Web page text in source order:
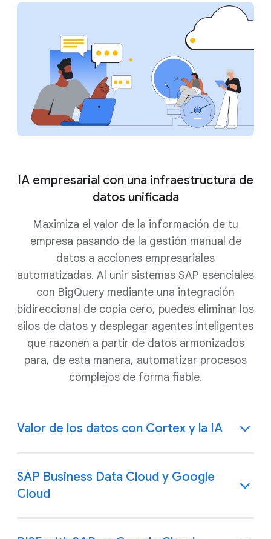
IA empresarial con una infraestructura de
datos unificada
Maximiza el valor de la información de tu
empresa pasando de la gestión manual de
datos a acciones empresariales
automatizadas. Al unir sistemas SAP esenciales
con BigQuery mediante una integración
bidireccional de copia cero, puedes eliminar los
silos de datos y desplegar agentes inteligentes
que razonen a partir de datos armonizados
para, de esta manera, automatizar procesos
complejos de forma fiable.
Valor de los datos con Cortex y la IA
SAP Business Data Cloud y Google
Cloud